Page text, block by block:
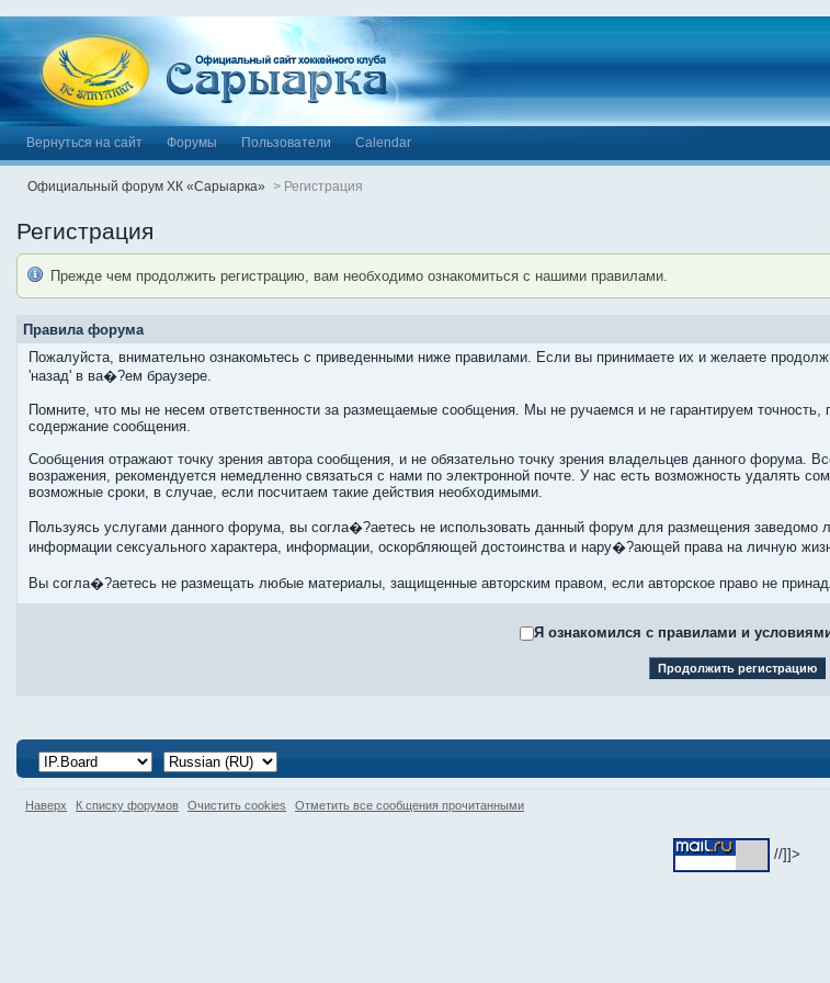
Вернуться на сайт Форумы Пользователи Calendar
Официальный форум ХК «Сарыарка» > Регистрация
Регистрация
Прежде чем продолжить регистрацию, вам необходимо ознакомиться с нашими правилами.
Правила форума
Пожалуйста, внимательно ознакомьтесь с приведенными ниже правилами. Если вы принимаете их и желаете
'назад' в ва�?ем браузере.
Помните, что мы не несем ответственности за размещаемые сообщения. Мы не ручаемся и не гарантируем
содержание сообщения.
Сообщения отражают точку зрения автора сообщения, и не обязательно точку зрения владельцев данного
возражения, рекомендуется немедленно связаться с нами по электронной почте. У нас есть возможность удалять
возможные сроки, в случае, если посчитаем такие действия необходимыми.
Пользуясь услугами данного форума, вы согла�?аетесь не использовать данный форум для размещения заведомо
информации сексуального характера, информации, оскорбляющей достоинства и нару�?ающей права на личную
Вы согла�?аетесь не размещать любые материалы, защищенные авторским правом, если авторское право не
Я ознакомился с правилами и
Наверх К списку форумов Очистить cookies Отметить все сообщения прочитанными
//]]>